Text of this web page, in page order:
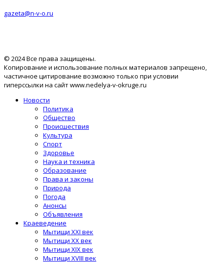
gazeta@n-v-o.ru
© 2024 Все права защищены.
Копирование и использование полных материалов запрещено,
частичное цитирование возможно только при условии
гиперссылки на сайт www.nedelya-v-okruge.ru
Новости
Политика
Общество
Происшествия
Культура
Спорт
Здоровье
Наука и техника
Образование
Права и законы
Природа
Погода
Анонсы
Объявления
Краеведение
Мытищи XXI век
Мытищи XX век
Мытищи XIX век
Мытищи XVIII век